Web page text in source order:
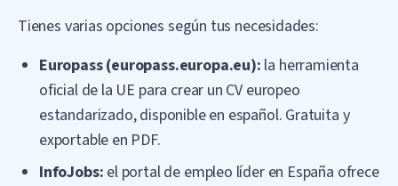
Tienes varias opciones según tus necesidades:
Europass (europass.europa.eu): la herramienta
oficial de la UE para crear un CV europeo
estandarizado, disponible en español. Gratuita y
exportable en PDF.
InfoJobs: el portal de empleo líder en España ofrece